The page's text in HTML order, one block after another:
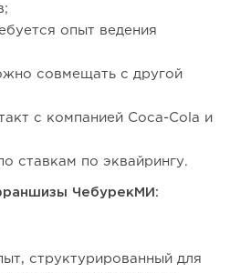
опыт ведения
совмещать с другой
с компанией Coca-Cola и
ставкам по эквайрингу.
ЧебурекМИ:
структурированный для